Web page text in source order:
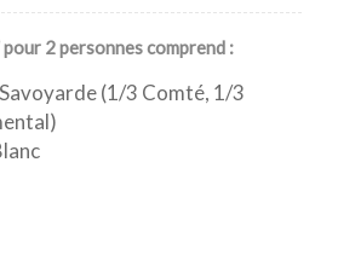
pour 2 personnes comprend :
(1/3 Comté, 1/3